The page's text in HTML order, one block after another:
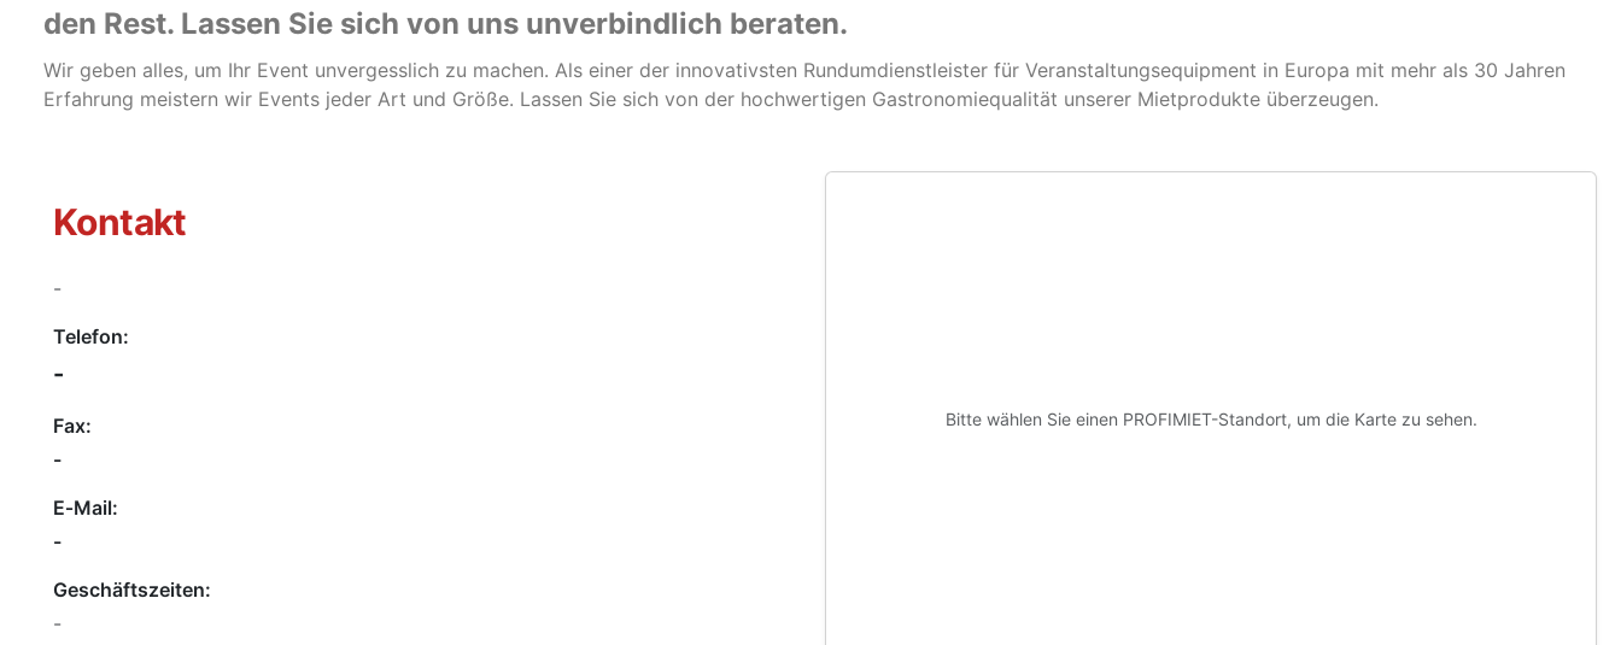
den Rest. Lassen Sie sich von uns unverbindlich beraten.
Wir geben alles, um Ihr Event unvergesslich zu machen. Als einer der innovativsten Rundumdienstleister für Veranstaltungsequipment in Europa mit mehr als 30 Jahren
Erfahrung meistern wir Events jeder Art und Größe. Lassen Sie sich von der hochwertigen Gastronomiequalität unserer Mietprodukte überzeugen.
Kontakt
-
Telefon:
-
Fax:
-
E‑Mail:
-
Geschäftszeiten:
-
Bitte wählen Sie einen PROFIMIET-Standort, um die Karte zu sehen.